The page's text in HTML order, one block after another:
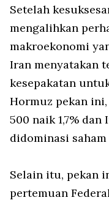
Setelah
mengalihkan
makroekonomi
Iran menyatakan
kesepakatan
Hormuz pekan
500 naik 1,7% dan
didominasi
Selain itu, pekan
pertemuan